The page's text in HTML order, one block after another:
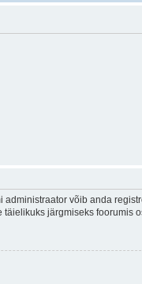
võib anda
järgmiseks foorumis